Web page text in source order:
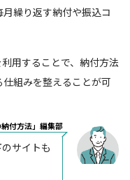
繰り返す納付や振込コ
用することで、納付方法
組みを整えることが可
納付方法」編集部
サイトも